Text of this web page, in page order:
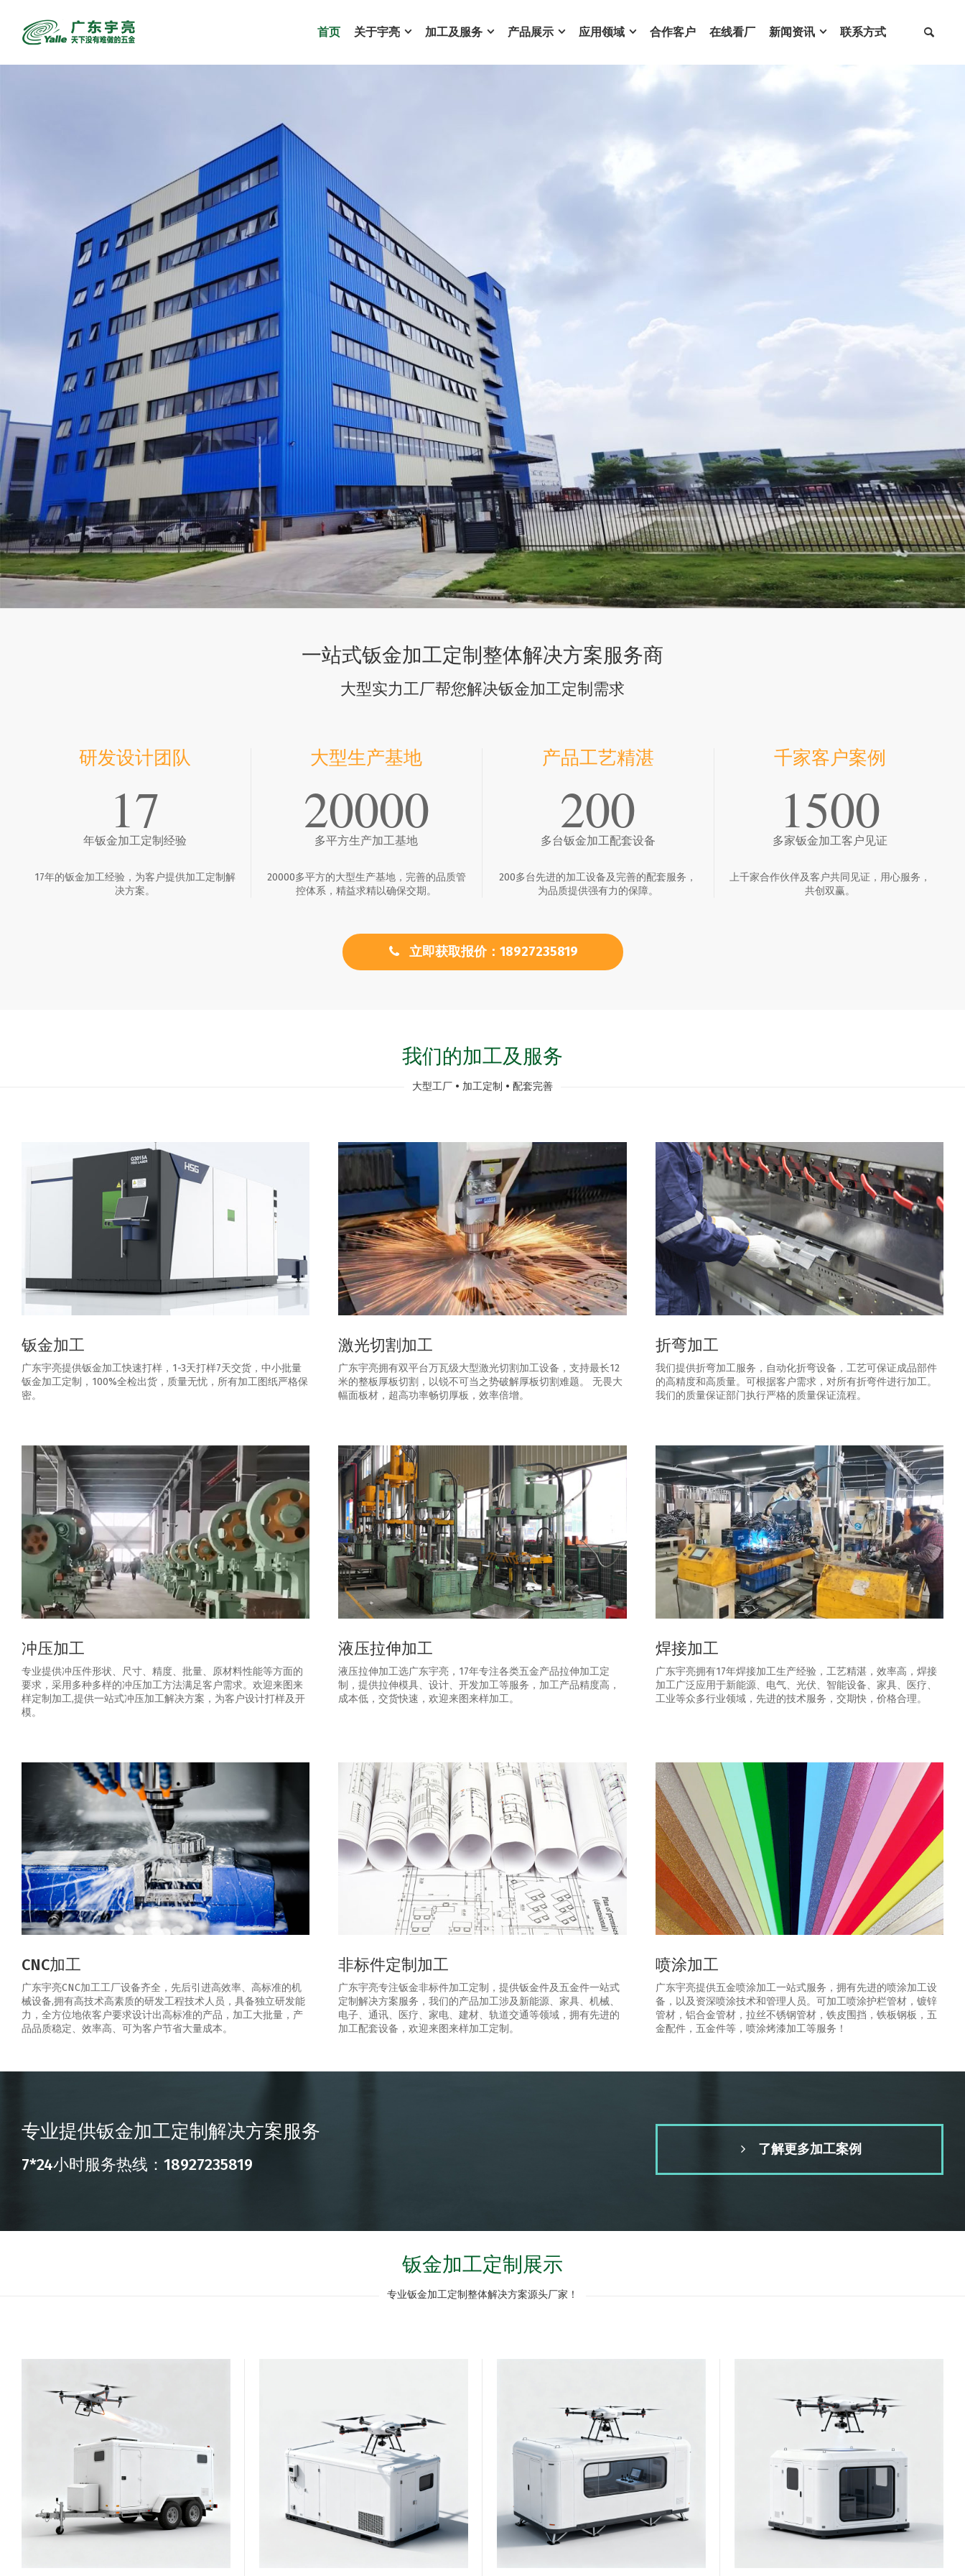
首页 关于宇亮 加工及服务 产品展示 应用领域 合作客户 在线看厂 新闻资讯 联系方式
一站式钣金加工定制整体解决方案服务商
大型实力工厂帮您解决钣金加工定制需求
研发设计团队
17
年钣金加工定制经验
17年的钣金加工经验，为客户提供加工定制解
决方案。
大型生产基地
20000
多平方生产加工基地
20000多平方的大型生产基地，完善的品质管
控体系，精益求精以确保交期。
产品工艺精湛
200
多台钣金加工配套设备
200多台先进的加工设备及完善的配套服务，
为品质提供强有力的保障。
千家客户案例
1500
多家钣金加工客户见证
上千家合作伙伴及客户共同见证，用心服务，
共创双赢。
立即获取报价：18927235819
我们的加工及服务
大型工厂 • 加工定制 • 配套完善
钣金加工
广东宇亮提供钣金加工快速打样，1-3天打样7天交货，中小批量
钣金加工定制，100%全检出货，质量无忧，所有加工图纸严格保
密。
激光切割加工
广东宇亮拥有双平台万瓦级大型激光切割加工设备，支持最长12
米的整板厚板切割，以锐不可当之势破解厚板切割难题。 无畏大
幅面板材，超高功率畅切厚板，效率倍增。
折弯加工
我们提供折弯加工服务，自动化折弯设备，工艺可保证成品部件
的高精度和高质量。可根据客户需求，对所有折弯件进行加工。
我们的质量保证部门执行严格的质量保证流程。
冲压加工
专业提供冲压件形状、尺寸、精度、批量、原材料性能等方面的
要求，采用多种多样的冲压加工方法满足客户需求。欢迎来图来
样定制加工,提供一站式冲压加工解决方案，为客户设计打样及开
模。
液压拉伸加工
液压拉伸加工选广东宇亮，17年专注各类五金产品拉伸加工定
制，提供拉伸模具、设计、开发加工等服务，加工产品精度高，
成本低，交货快速，欢迎来图来样加工。
焊接加工
广东宇亮拥有17年焊接加工生产经验，工艺精湛，效率高，焊接
加工广泛应用于新能源、电气、光伏、智能设备、家具、医疗、
工业等众多行业领域，先进的技术服务，交期快，价格合理。
CNC加工
广东宇亮CNC加工工厂设备齐全，先后引进高效率、高标准的机
械设备,拥有高技术高素质的研发工程技术人员，具备独立研发能
力，全方位地依客户要求设计出高标准的产品，加工大批量，产
品品质稳定、效率高、可为客户节省大量成本。
非标件定制加工
广东宇亮专注钣金非标件加工定制，提供钣金件及五金件一站式
定制解决方案服务，我们的产品加工涉及新能源、家具、机械、
电子、通讯、医疗、家电、建材、轨道交通等领域，拥有先进的
加工配套设备，欢迎来图来样加工定制。
喷涂加工
广东宇亮提供五金喷涂加工一站式服务，拥有先进的喷涂加工设
备，以及资深喷涂技术和管理人员。可加工喷涂护栏管材，镀锌
管材，铝合金管材，拉丝不锈钢管材，铁皮围挡，铁板钢板，五
金配件，五金件等，喷涂烤漆加工等服务！
专业提供钣金加工定制解决方案服务
7*24小时服务热线：18927235819
了解更多加工案例
钣金加工定制展示
专业钣金加工定制整体解决方案源头厂家！